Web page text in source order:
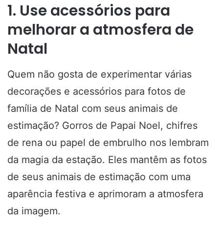
1. Use acessórios para
melhorar a atmosfera de
Natal
Quem não gosta de experimentar várias
decorações e acessórios para fotos de
família de Natal com seus animais de
estimação? Gorros de Papai Noel, chifres
de rena ou papel de embrulho nos lembram
da magia da estação. Eles mantêm as fotos
de seus animais de estimação com uma
aparência festiva e aprimoram a atmosfera
da imagem.